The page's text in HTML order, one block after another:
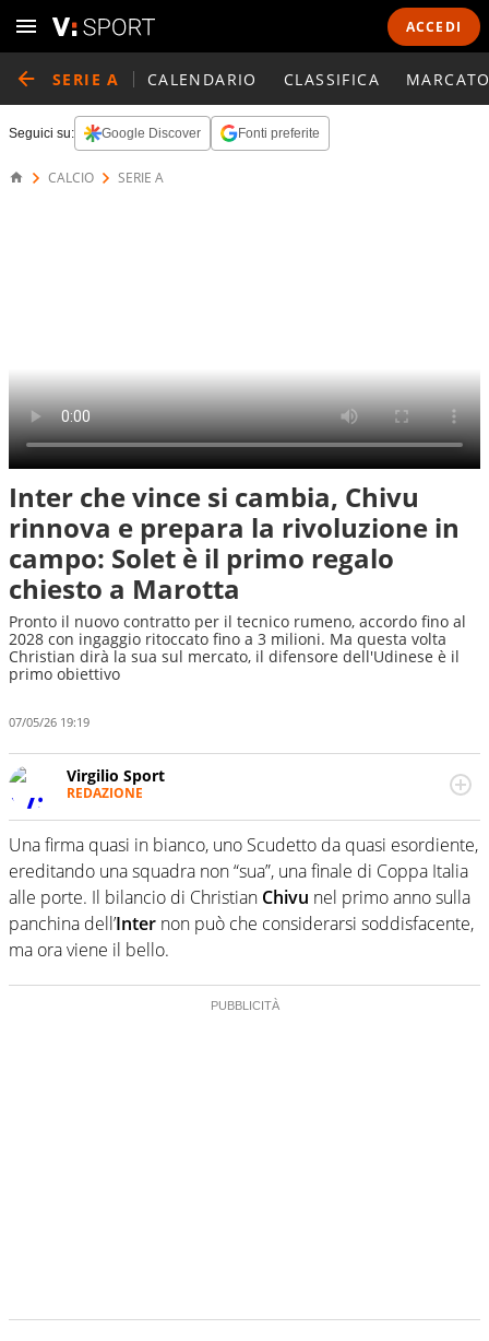
ACCEDI
SERIE A CALENDARIO CLASSIFICA
Seguici su: Google Discover Fonti preferite
CALCIO SERIE A
Inter che vince si cambia, Chivu
rinnova e prepara la rivoluzione in
campo: Solet è il primo regalo
chiesto a Marotta
Pronto il nuovo contratto per il tecnico rumeno, accordo fino al
2028 con ingaggio ritoccato fino a 3 milioni. Ma questa volta
Christian dirà la sua sul mercato, il difensore dell'Udinese è il
primo obiettivo
07/05/26 19:19
Virgilio Sport
REDAZIONE
appassionato su tutto il mondo dello sport. Calcio,
calciomercato, F1, Motomondiale ma anche tennis,
volley, basket: su Virgilio Sport i tifosi e gli appassionati
sanno che troveranno sempre copertura completa e
zero faziosità. La squadra di Virgilio Sport è formata da
giornalisti ed esperti di sport abili sia nel gioco di
rimessa quando intercettano le notizie e le rilanciano
creano contenuti 100% originali ed esclusivi.
Una firma quasi in bianco, uno Scudetto da quasi esordiente,
ereditando una squadra non “sua”, una finale di Coppa Italia
alle porte. Il bilancio di Christian Chivu nel primo anno sulla
panchina dell’Inter non può che considerarsi soddisfacente,
ma ora viene il bello.